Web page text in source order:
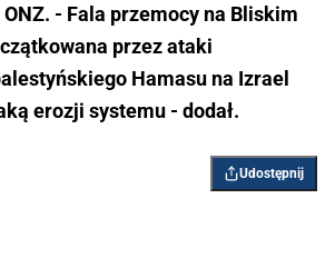
- Fala przemocy na Bliskim
przez ataki
Hamasu na Izrael
erozji systemu - dodał.
Udostępnij